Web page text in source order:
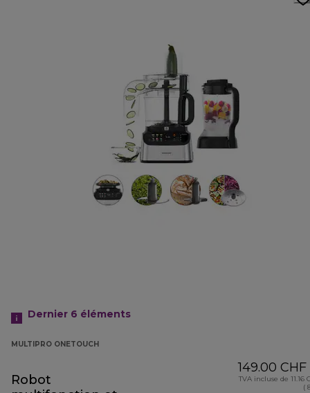
Dernier 6 éléments
MULTIPRO ONETOUCH
Robot
149.00 CHF
TVA incluse de 11.16
(